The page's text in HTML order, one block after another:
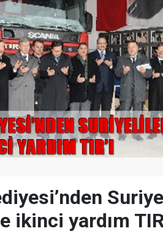
ikinci yardım